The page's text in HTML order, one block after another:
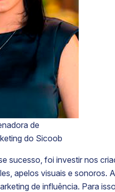
de
do Sicoob
sucesso, foi investir nos
apelos visuais e sonoros.
de influência. Para